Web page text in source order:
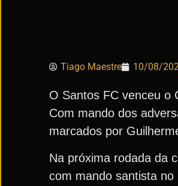
Tiago Maestre 10/08/
O Santos FC venceu o
Com mando dos
marcados por
Na próxima rodada da
com mando santista